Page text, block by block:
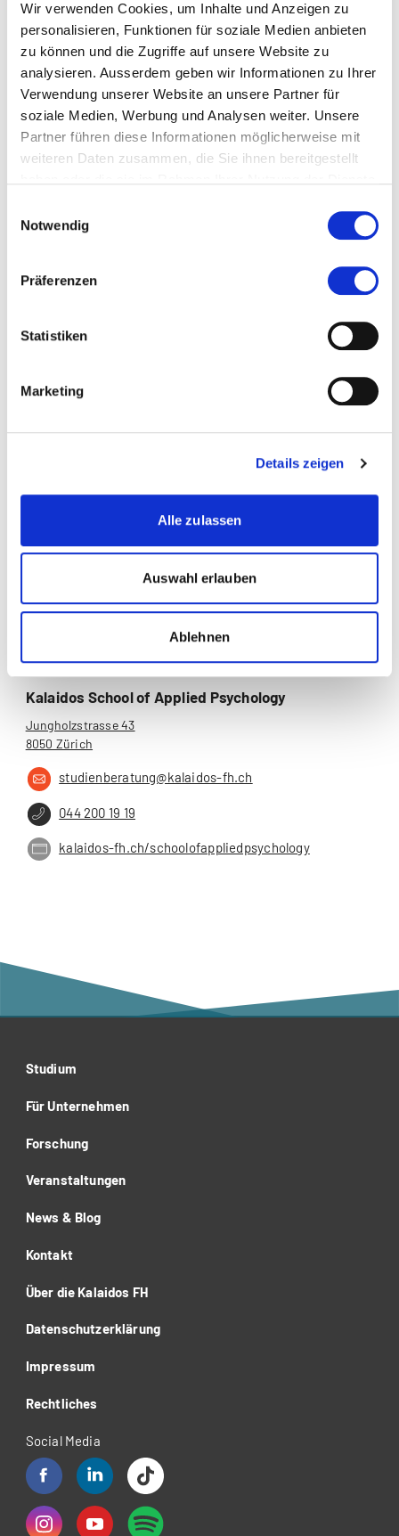
Wir verwenden Cookies, um Inhalte und Anzeigen zu
personalisieren, Funktionen für soziale Medien anbieten
zu können und die Zugriffe auf unsere Website zu
analysieren. Ausserdem geben wir Informationen zu Ihrer
Verwendung unserer Website an unsere Partner für
soziale Medien, Werbung und Analysen weiter. Unsere
Partner führen diese Informationen möglicherweise mit
weiteren Daten zusammen, die Sie ihnen bereitgestellt
Notwendig
Präferenzen
Statistiken
Marketing
Details zeigen
Alle zulassen
Auswahl erlauben
Ablehnen
vom Bachelor- oder Masterstudium der
Angewandten Psychologie ausgeschlossen wurden,
weil sie eine Prüfungsleistung nach Ausschöpfung
der vorgesehenen Anzahl Wiederholungen nicht
bestanden haben, können nicht aufgenommen
werden.
Um Leistungen in Form von ECTS-Punkten einer
kontaktieren Sie die Studiengangsleitung Ihres
Weiterbildungsprogramms und lassen Sie uns Ihre
Hochschule zukommen. Sollen mögliche
Kalaidos School of Applied Psychology
Jungholzstrasse 43
8050 Zürich
studienberatung@kalaidos-fh.ch
044 200 19 19
kalaidos-fh.ch/schoolofappliedpsychology
Studium
Für Unternehmen
Forschung
Veranstaltungen
News & Blog
Kontakt
Über die Kalaidos FH
Datenschutzerklärung
Impressum
Rechtliches
Social Media